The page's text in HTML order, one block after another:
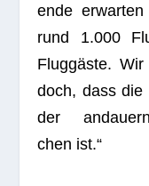
ende
rund 1.000
Flug­gäste.
doch, dass die
der
chen ist.“